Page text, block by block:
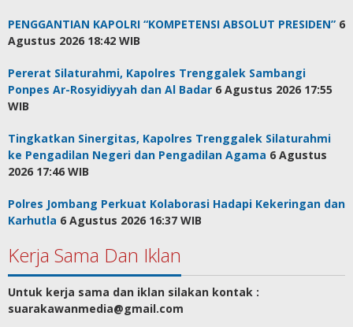
PENGGANTIAN KAPOLRI “KOMPETENSI ABSOLUT PRESIDEN” 6
Agustus 2026 18:42 WIB
Pererat Silaturahmi, Kapolres Trenggalek Sambangi
Ponpes Ar-Rosyidiyyah dan Al Badar 6 Agustus 2026 17:55
WIB
Tingkatkan Sinergitas, Kapolres Trenggalek Silaturahmi
ke Pengadilan Negeri dan Pengadilan Agama 6 Agustus
2026 17:46 WIB
Polres Jombang Perkuat Kolaborasi Hadapi Kekeringan dan
Karhutla 6 Agustus 2026 16:37 WIB
Kerja Sama Dan Iklan
Untuk kerja sama dan iklan silakan kontak :
suarakawanmedia@gmail.com